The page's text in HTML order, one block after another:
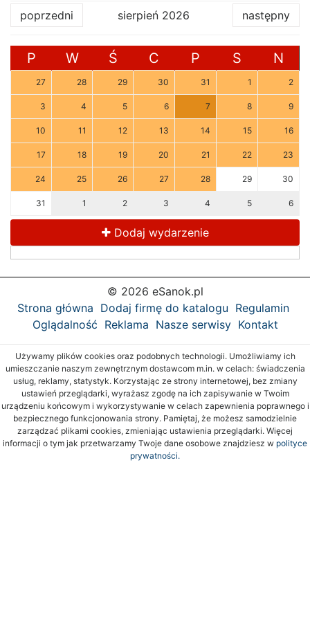
poprzedni sierpień 2026 następny
P W Ś C P S N
27 28 29 30 31 1 2
3 4 5 6 7 8 9
10 11 12 13 14 15 16
17 18 19 20 21 22 23
24 25 26 27 28 29 30
31 1 2 3 4 5 6
Dodaj wydarzenie
© 2026 eSanok.pl
Strona główna Dodaj firmę do katalogu Regulamin
Oglądalność Reklama Nasze serwisy Kontakt
Używamy plików cookies oraz podobnych technologii. Umożliwiamy ich
umieszczanie naszym zewnętrznym dostawcom m.in. w celach: świadczenia
usług, reklamy, statystyk. Korzystając ze strony internetowej, bez zmiany
ustawień przeglądarki, wyrażasz zgodę na ich zapisywanie w Twoim
urządzeniu końcowym i wykorzystywanie w celach zapewnienia poprawnego i
bezpiecznego funkcjonowania strony. Pamiętaj, że możesz samodzielnie
zarządzać plikami cookies, zmieniając ustawienia przeglądarki. Więcej
informacji o tym jak przetwarzamy Twoje dane osobowe znajdziesz w polityce
prywatności.